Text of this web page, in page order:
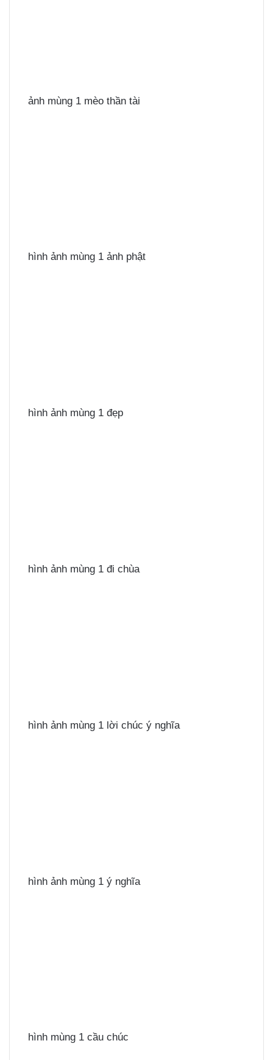
ảnh mùng 1 mèo thần tài
hình ảnh mùng 1 ảnh phật
hình ảnh mùng 1 đẹp
hình ảnh mùng 1 đi chùa
hình ảnh mùng 1 lời chúc ý nghĩa
hình ảnh mùng 1 ý nghĩa
hình mùng 1 cầu chúc